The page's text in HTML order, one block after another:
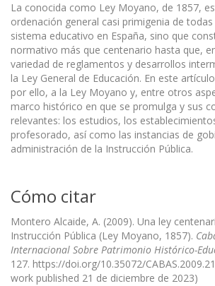
La conocida como Ley Moyano, de 1857,
ordenación general casi primigenia de
sistema educativo en España, sino que
normativo más que centenario hasta que,
variedad de reglamentos y desarrollos
la Ley General de Educación. En este
por ello, a la Ley Moyano y, entre otros
marco histórico en que se promulga y sus
relevantes: los estudios, los
profesorado, así como las instancias de
administración de la Instrucción Pública.
Cómo citar
Montero Alcaide, A. (2009). Una ley
Instrucción Pública (Ley Moyano, 1857).
Internacional Sobre Patrimonio Histórico-
127. https://doi.org/10.35072/
work published 21 de diciembre de 2023)